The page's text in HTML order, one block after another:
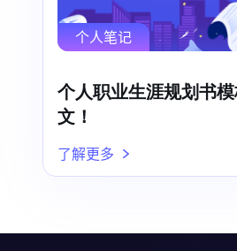
个人笔记
个人职业生涯规划书
文！
了解更多